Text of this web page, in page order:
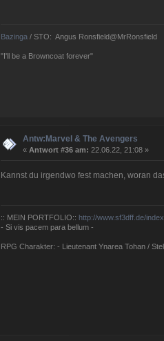
Bazinga/ STO: Angus Ronsfield@MrRonsfield
"I'll be a Browncoat forever"
Antw:Marvel & The Avengers
« Antwort #36 am: 22.06.22, 21:08 »
Kannst du irgendwo fest machen, woran
:: MEIN PORTFOLIO:: http://www.sf3dff.de/
- Si vis pacem para bellum -
RPG Charakter: - Lieutenant Ynarea Tohan /